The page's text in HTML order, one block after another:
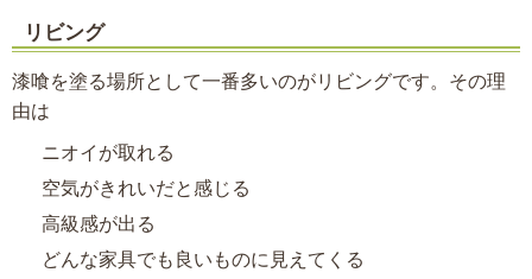
リビング
漆喰を塗る場所として一番多いのがリビングです。その理
由は
ニオイが取れる
空気がきれいだと感じる
高級感が出る
どんな家具でも良いものに見えてくる